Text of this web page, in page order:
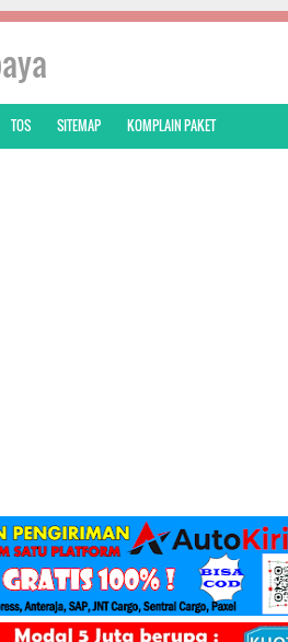
TOS SITEMAP KOMPLAIN PAKET